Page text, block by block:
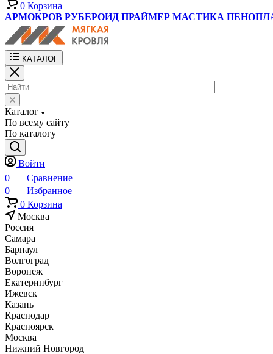
0 Корзина
АРМОКРОВ РУБЕРОИД ПРАЙМЕР МАСТИКА
КАТАЛОГ
Каталог
По всему сайту
По каталогу
Войти
0
Сравнение
0
Избранное
0 Корзина
Москва
Россия
Самара
Барнаул
Волгоград
Воронеж
Екатеринбург
Ижевск
Казань
Краснодар
Красноярск
Москва
Нижний Новгород